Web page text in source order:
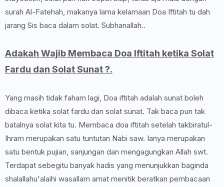
surah Al-Fatehah, makanya lama kelamaan Doa Iftitah tu dah
jarang Sis baca dalam solat. Subhanallah..
Adakah Wajib Membaca Doa Iftitah ketika Solat
Fardu dan Solat Sunat ?.
Yang masih tidak faham lagi, Doa iftitah adalah sunat boleh
dibaca ketika solat fardu dan solat sunat. Tak baca pun tak
batalnya solat kita tu. Membaca doa iftitah setelah takbiratul-
Ihram merupakan satu tuntutan Nabi saw. Ianya merupakan
satu bentuk pujian, sanjungan dan mengagungkan Allah swt.
Terdapat sebegitu banyak hadis yang menunjukkan baginda
shalallahu'alaihi wasallam amat menitik beratkan pembacaan